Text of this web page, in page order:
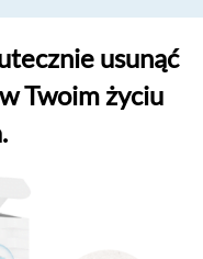
usunąć
Twoim życiu